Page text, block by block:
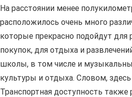
На расстоянии менее
расположилось очень много
которые прекрасно подойдут для
покупок, для отдыха и
школы, в том числе и
культуры и отдыха. Словом, здесь
Транспортная доступность также